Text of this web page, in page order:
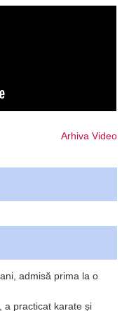
Arhiva Video
admisă prima la o
a practicat karate și